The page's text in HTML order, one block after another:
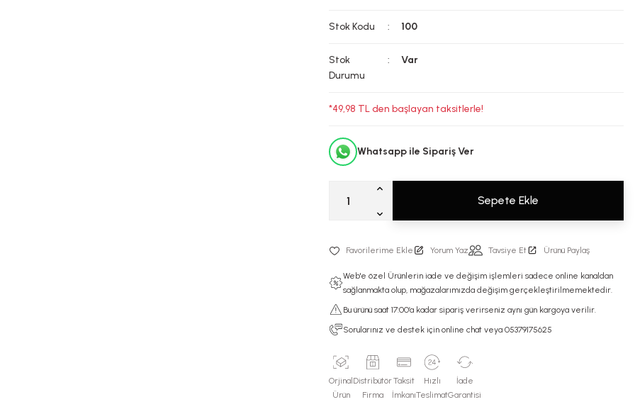
Stok Kodu 100
Stok
Durumu
Var
*49,98 TL den başlayan taksitlerle!
Whatsapp ile Sipariş Ver
Sepete Ekle
Yorum Yaz Tavsiye Et Ürünü Paylaş
Web'e özel Ürünlerin iade ve değişim işlemleri sadece online kanaldan
sağlanmakta olup, mağazalarımızda değişim gerçekleştirilmemektedir.
Bu ürünü saat 17:00’a kadar sipariş verirseniz aynı gün kargoya verilir.
Sorularınız ve destek için online chat veya 05379175625
Orjinal
Ürün
Distribütör
Firma
Taksit
İmkanı
Hızlı
Teslimat
İade
Garantisi